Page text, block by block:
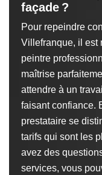
façade ?
Pour repeindre
Villefranque, il est
peintre
maîtrise
attendre à un
faisant confiance.
prestataire se
tarifs qui sont les
avez des
services, vous